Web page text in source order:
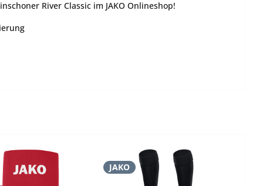
River Classic im JAKO Onlineshop!
JAKO